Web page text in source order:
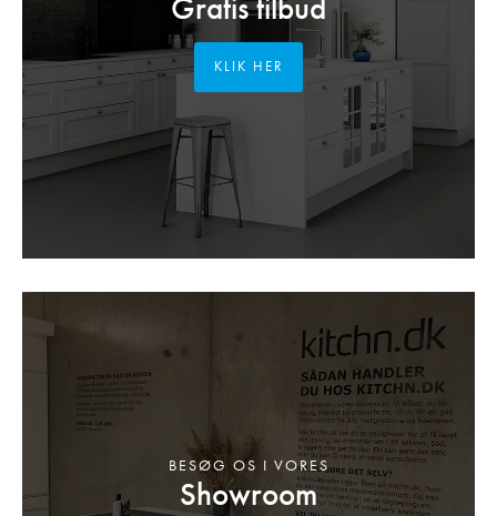
Gratis tilbud
KLIK HER
Showroom
BESØG OS I VORES